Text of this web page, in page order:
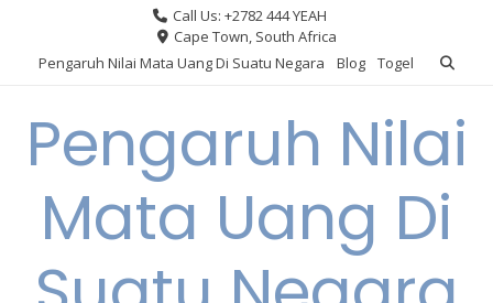
content
Call Us: +2782 444 YEAH
Cape Town, South Africa
Pengaruh Nilai Mata Uang Di Suatu Negara
Blog Togel
Pengaruh Nilai
Mata Uang Di